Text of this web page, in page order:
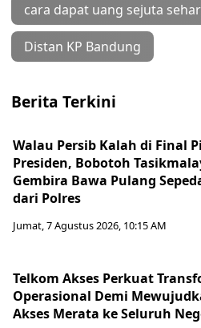
cara dapat uang sejuta
Distan KP Bandung
Berita Terkini
Walau Persib Kalah di Final
Presiden, Bobotoh
Gembira Bawa Pulang
dari Polres
Jumat, 7 Agustus 2026, 10:15 AM
Telkom Akses Perkuat
Operasional Demi
Akses Merata ke Seluruh